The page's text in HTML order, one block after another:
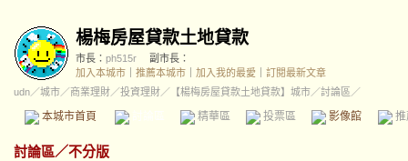
楊梅房屋貸款土地貸款
市長： ph515r
副市長：
加入本城市
推薦本城市 加入我的最愛
訂閱最新文章
udn／城市／商業理財／投資理財／ 【楊梅房屋貸款土地貸款】城市／討論區／
本城市首頁 精華區 投票區 影像館
討論區／不分版